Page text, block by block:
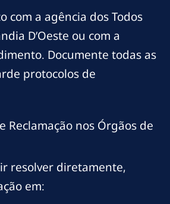
com a agência dos Todos
D’Oeste ou com a
Documente todas as
protocolos de
Reclamação nos Órgãos de
resolver diretamente,
em: